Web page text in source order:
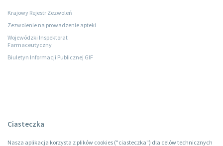
Krajowy Rejestr Zezwoleń
Zezwolenie na prowadzenie apteki
Wojewódzki Inspektorat
Farmaceutyczny
Biuletyn Informacji Publicznej GIF
Ciasteczka
Nasza aplikacja korzysta z plików cookies ("ciasteczka") dla celów technicznych